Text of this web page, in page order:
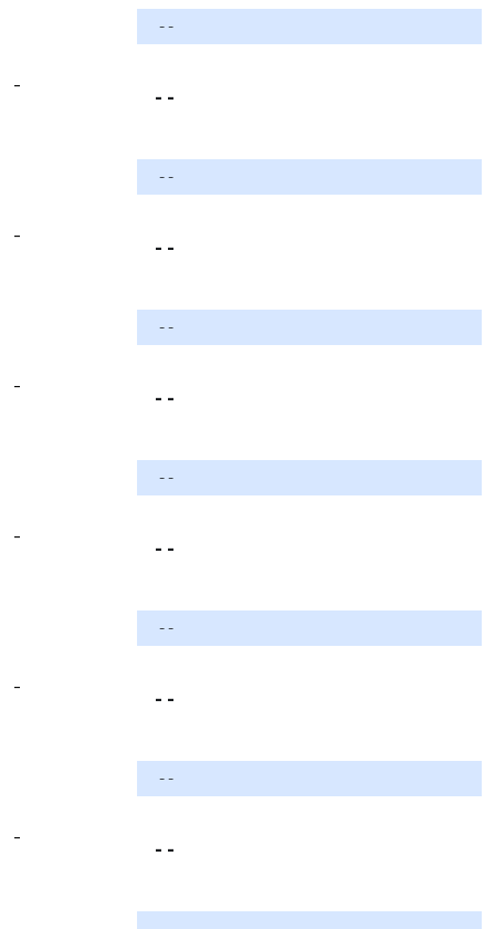
- -
-
- -
- -
-
- -
- -
-
- -
- -
-
- -
- -
-
- -
- -
-
- -